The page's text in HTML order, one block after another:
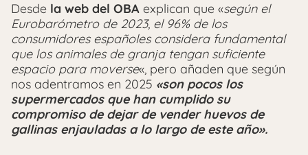
Desde la web del OBA explican que «segúnel
Eurobarómetro de 2023, el 96% de los
consumidores españoles considera fundamental
que los animales de granja tengan suficiente
espacio para moverse«, pero añaden que según
nos adentramos en 2025 «son pocos los
supermercados que han cumplido su
compromiso de dejar de vender huevos de
gallinas enjauladas a lo largo de este año».